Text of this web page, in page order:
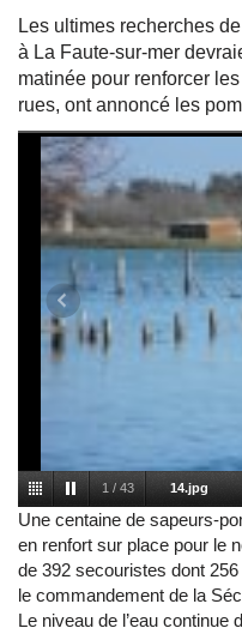
Les ultimes recherches
à La Faute-sur-mer
matinée pour renforcer
rues, ont annoncé les
1 / 43 14.jpg
Une centaine de sapeurs-
en renfort sur place pour le
de 392 secouristes dont
le commandement de la
Le niveau de l’eau